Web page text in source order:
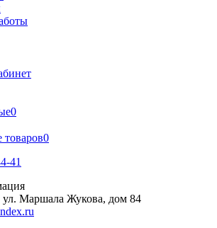
0
товаров0
41
Маршала Жукова, дом 84